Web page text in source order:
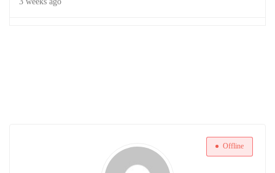
Offline